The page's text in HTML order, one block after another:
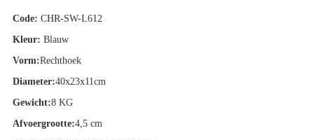
Code: CHR-SW-L612
Kleur: Blauw
Vorm:Rechthoek
Diameter:40x23x11cm
Gewicht:8 KG
Afvoergrootte:4,5 cm